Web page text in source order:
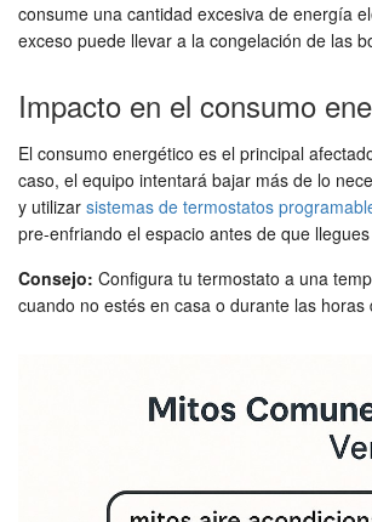
consume una cantidad excesiva de energía
exceso puede llevar a la congelación de las
Impacto en el consumo
El consumo energético es el principal
caso, el equipo intentará bajar más de lo
y utilizar sistemas de termostatos
pre-enfriando el espacio antes de que
Consejo: Configura tu termostato a una
cuando no estés en casa o durante las horas